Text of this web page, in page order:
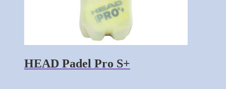
HEAD Padel Pro S+